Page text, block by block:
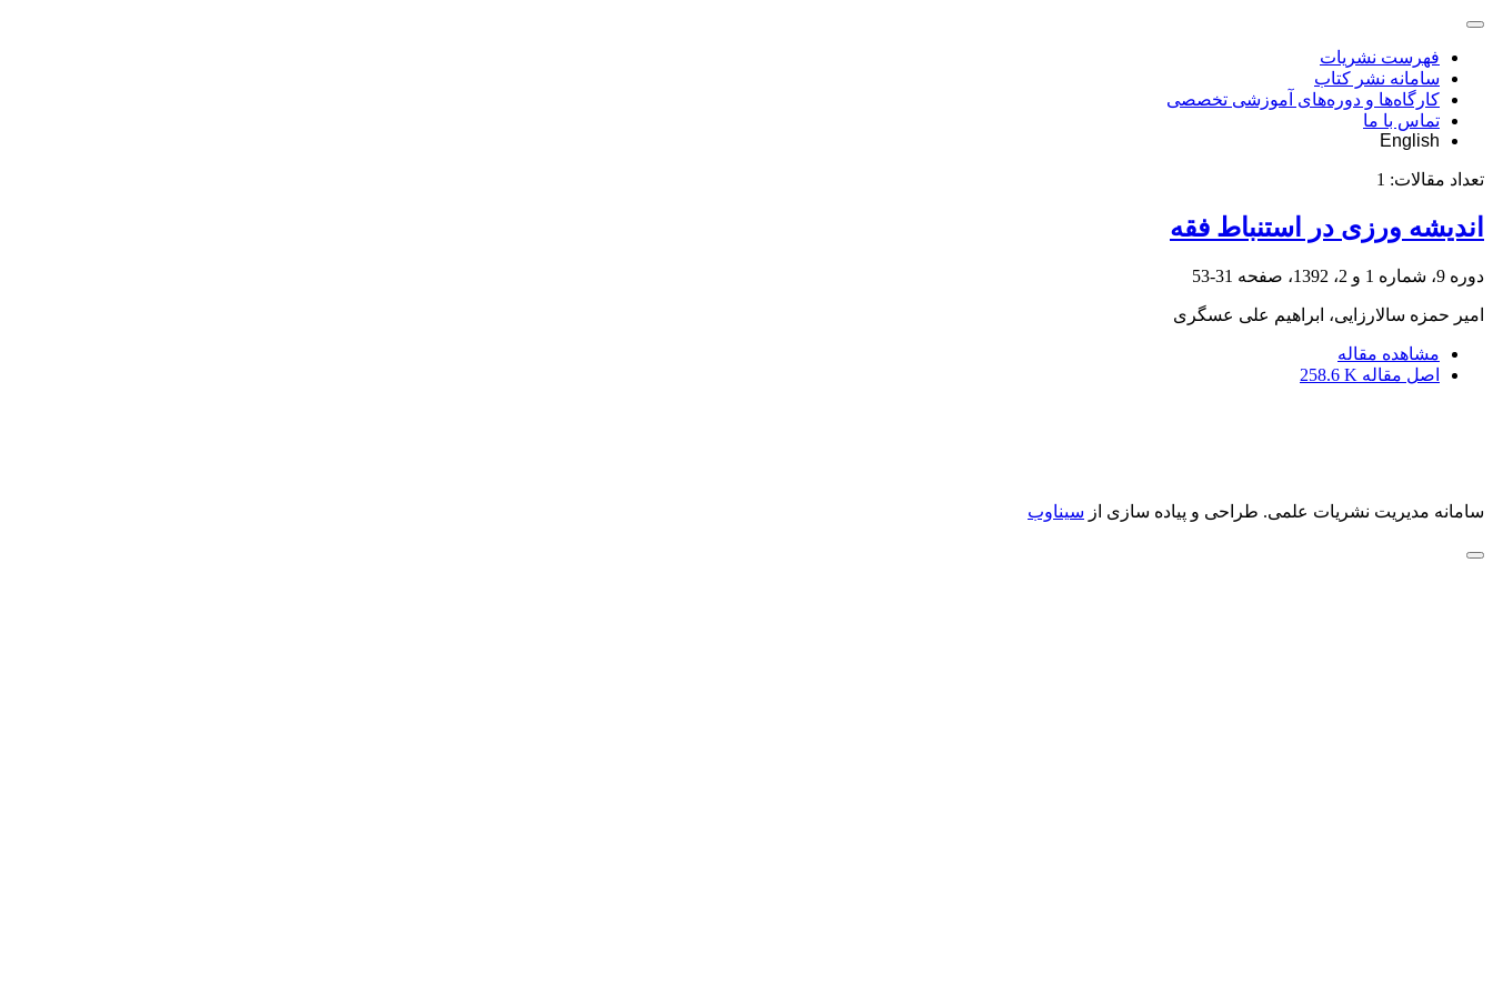
فهرست نشریات
سامانه نشر کتاب
کارگاه‌ها و دوره‌های آموزشی تخصصی
تماس با ما
English
تعداد مقالات: 1
اندیشه ورزی در استنباط فقه
دوره 9، شماره 1 و 2، 1392، صفحه 31-53
امیر حمزه سالارزایی، ابراهیم علی عسگری
مشاهده مقاله
اصل مقاله 258.6 K
سامانه مدیریت نشریات علمی. طراحی و پیاده سازی از سیناوب